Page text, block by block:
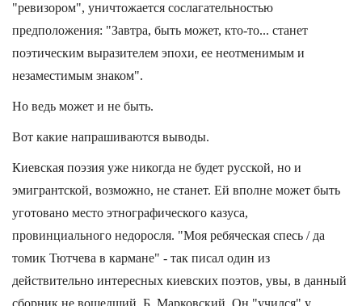
"ревизором", уничтожается сослагательностью
предположения: "Завтра, быть может, кто-то... станет
поэтическим выразителем эпохи, ее неотменимым и
незаместимым знаком".
Но ведь может и не быть.
Вот какие напрашиваются выводы.
Киевская поэзия уже никогда не будет русской, но и
эмигрантской, возможно, не станет. Ей вполне может быть
уготовано место этнографического казуса,
провинциального недоросля. "Моя ребяческая спесь / да
томик Тютчева в кармане" - так писал один из
действительно интересных киевских поэтов, увы, в данный
сборник не вошедший, Б. Марковский. Он "учился" у